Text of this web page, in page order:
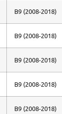
B9 (2008-2018)
B9 (2008-2018)
B9 (2008-2018)
B9 (2008-2018)
B9 (2008-2018)